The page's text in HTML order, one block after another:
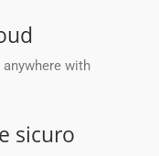
with
sicuro